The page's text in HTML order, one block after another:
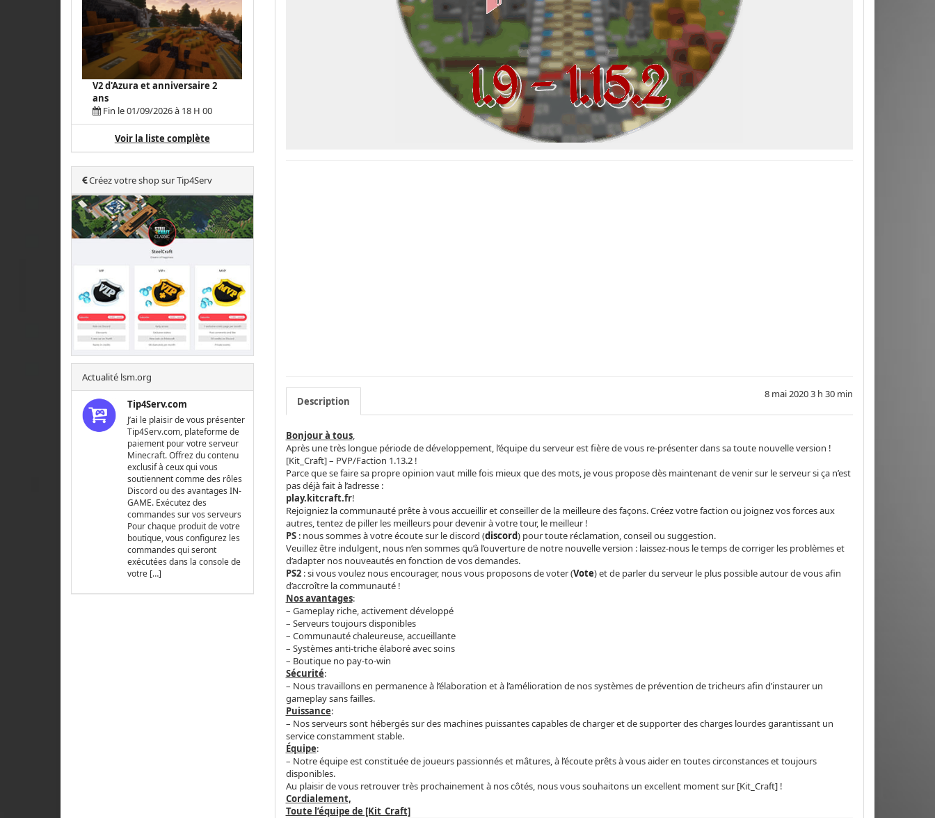
V2 d'Azura et anniversaire 2
ans
Fin le 01/09/2026 à 18 H 00
Voir la liste complète
Créez votre shop sur Tip4Serv
Actualité lsm.org
Tip4Serv.com
J’ai le plaisir de vous présenter
Tip4Serv.com, plateforme de
paiement pour votre serveur
Minecraft. Offrez du contenu
exclusif à ceux qui vous
soutiennent comme des rôles
Discord ou des avantages IN-
GAME. Exécutez des
commandes sur vos serveurs
Pour chaque produit de votre
boutique, vous configurez les
commandes qui seront
exécutées dans la console de
votre […]
8 mai 2020 3 h 30 min
Description
Bonjour à tous,
Après une très longue période de développement, l’équipe du serveur est fière de vous re-présenter dans sa toute nouvelle version !
[Kit_Craft] – PVP/Faction 1.13.2 !
Parce que se faire sa propre opinion vaut mille fois mieux que des mots, je vous propose dès maintenant de venir sur le serveur si ça n’est
pas déjà fait à l’adresse :
play.kitcraft.fr!
Rejoigniez la communauté prête à vous accueillir et conseiller de la meilleure des façons. Créez votre faction ou joignez vos forces aux
autres, tentez de piller les meilleurs pour devenir à votre tour, le meilleur !
PS: nous sommes à votre écoute sur le discord (discord) pour toute réclamation, conseil ou suggestion.
Veuillez être indulgent, nous n’en sommes qu’à l’ouverture de notre nouvelle version : laissez-nous le temps de corriger les problèmes et
d’adapter nos nouveautés en fonction de vos demandes.
PS2: si vous voulez nous encourager, nous vous proposons de voter (Vote) et de parler du serveur le plus possible autour de vous afin
d’accroître la communauté !
Nos avantages:
– Gameplay riche, activement développé
– Serveurs toujours disponibles
– Communauté chaleureuse, accueillante
– Systèmes anti-triche élaboré avec soins
– Boutique no pay-to-win
Sécurité:
– Nous travaillons en permanence à l’élaboration et à l’amélioration de nos systèmes de prévention de tricheurs afin d’instaurer un
gameplay sans failles.
Puissance:
– Nos serveurs sont hébergés sur des machines puissantes capables de charger et de supporter des charges lourdes garantissant un
service constamment stable.
Équipe:
– Notre équipe est constituée de joueurs passionnés et mâtures, à l’écoute prêts à vous aider en toutes circonstances et toujours
disponibles.
Au plaisir de vous retrouver très prochainement à nos côtés, nous vous souhaitons un excellent moment sur [Kit_Craft] !
Cordialement,
Toute l’équipe de [Kit_Craft]